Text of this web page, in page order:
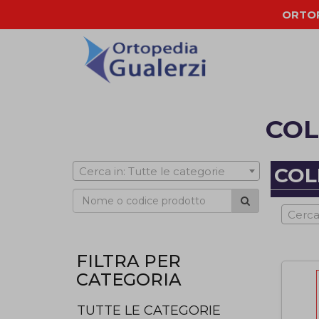
Cerca in: Tutte le categorie
FILTRA PER
CATEGORIA
TUTTE LE CATEGORIE